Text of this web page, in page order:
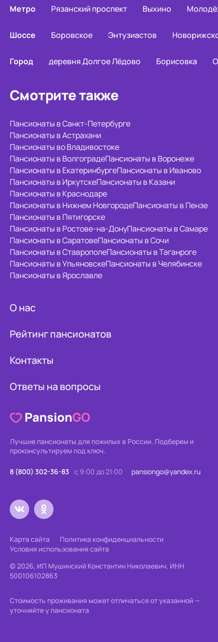
Метро Рязанский проспект Выхино
Шоссе Боровское Энтузиастов
Город деревня Долгое Лёдово Борисовка
Смотрите также
Пансионаты в Санкт-Петербурге
Пансионаты в Астрахани
Пансионаты во Владивостоке
Пансионаты в ВолгоградеПансионаты в Воронеже
Пансионаты в ЕкатеринбургеПансионаты в Иваново
Пансионаты в ИркутскеПансионаты в Казани
Пансионаты в Краснодаре
Пансионаты в Нижнем НовгородеПансионаты в Пензе
Пансионаты в Пятигорске
Пансионаты в Ростове-на-ДонуПансионаты в Самаре
Пансионаты в СаратовеПансионаты в Сочи
Пансионаты в СтаврополеПансионаты в Таганроге
Пансионаты в УльяновскеПансионаты в Челябинске
Пансионаты в Ярославле
О нас
Рейтинг пансионатов
Контакты
Ответы на вопросы
Лучшие пансионаты для пожилых в России. Подберем и
проконсультируем под ключ.
8 (800) 302-36-83 с 9:00 до 21:00 pansiongo@yandex.ru
Карта сайта
Политика конфиденциальности
Условия использования сайта
© 2026, ИП Мушинский Константин Николаевич, ИНН
500106102863
Стоимость проживания может отличаться от указанной —
уточняйте у пансионата